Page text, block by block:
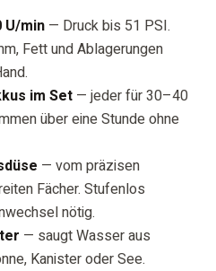
U/min — Druck bis 51 PSI.
Fett und Ablagerungen
im Set — jeder für 30–40
über eine Stunde ohne
— vom präzisen
Fächer. Stufenlos
nötig.
— saugt Wasser aus
Kanister oder See.